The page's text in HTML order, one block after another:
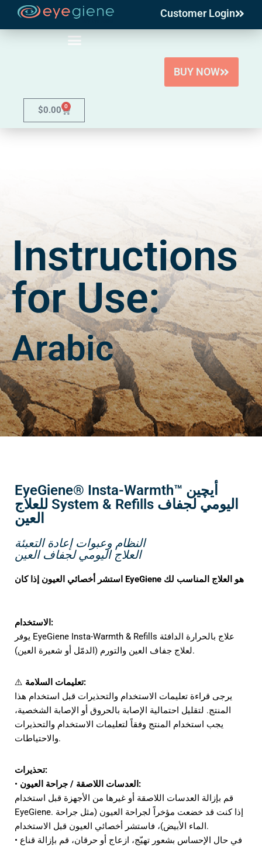
Skip
Customer Login
BUY NOW
$0.00 0
Arabic Instructions
Instructions
for Use:
Arabic
EyeGiene® Insta-Warmth™ أيچين
للعلاج System & Refills اليومي لجفاف
العين
النظام وعبوات إعادة التعبئة
العلاج اليومي لجفاف العين
استشر أخصائي العيون إذا كان EyeGiene هو العلاج المناسب لك
الاستخدام:
يوفر EyeGiene Insta-Warmth & Refills علاج بالحرارة الدافئة
لعلاج جفاف العين والتورم (الدمّل أو شعيرة العين).
⚠️
تعليمات السلامة:
يرجى قراءة تعليمات الاستخدام والتحذيرات قبل استخدام هذا
المنتج. لتقليل احتمالية الإصابة بالحروق أو الإصابة الشخصية،
يجب استخدام المنتج وفقاً لتعليمات الاستخدام والتحذيرات
والاحتياطات.
تحذيرات:
•
العدسات اللاصقة / جراحة العيون:
قم بإزالة العدسات اللاصقة أو غيرها من الأجهزة قبل استخدام
EyeGiene. إذا كنت قد خضعت مؤخراً لجراحة العيون (مثل جراحة
الماء الأبيض)، فاستشر أخصائي العيون قبل الاستخدام.
• في حال الإحساس بشعور تهيّج، ازعاج أو حرقان، قم بإزالة قناع